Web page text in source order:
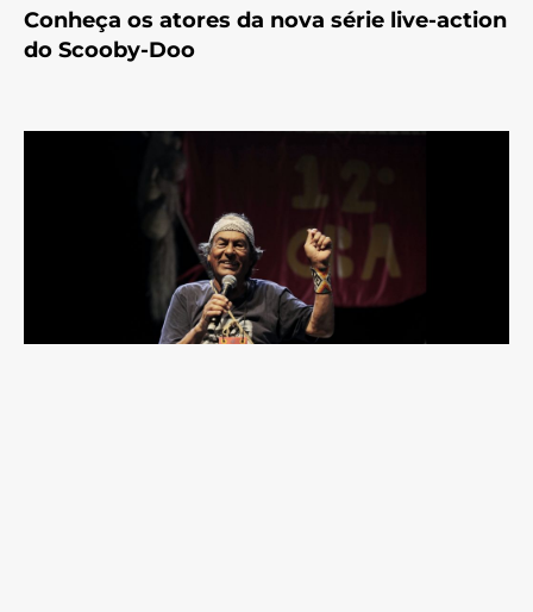
Conheça os atores da nova série live-action
do Scooby-Doo